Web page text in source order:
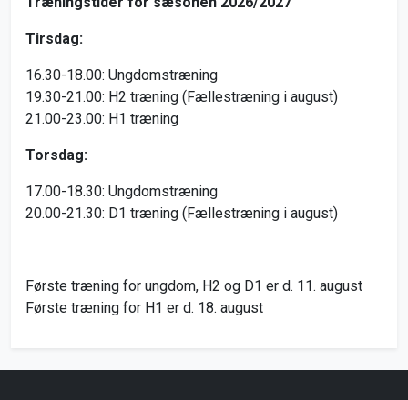
Tirsdag:
16.30-18.00: Ungdomstræning
19.30-21.00: H2 træning (Fællestræning i august)
21.00-23.00: H1 træning
Torsdag:
17.00-18.30: Ungdomstræning
20.00-21.30: D1 træning (Fællestræning i august)
Første træning for ungdom, H2 og D1 er d. 11. august
Første træning for H1 er d. 18. august